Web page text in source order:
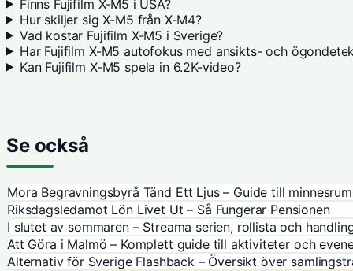
Finns Fujifilm X-M5 i USA?
Hur skiljer sig X-M5 från X-M4?
Vad kostar Fujifilm X-M5 i Sverige?
Har Fujifilm X-M5 autofokus med ansikts- och
Kan Fujifilm X-M5 spela in 6.2K-video?
Se också
Mora Begravningsbyrå Tänd Ett Ljus – Guide till
Riksdagsledamot Lön Livet Ut – Så Fungerar Pensionen
I slutet av sommaren – Streama serien, rollista och
Att Göra i Malmö – Komplett guide till aktiviteter och
Alternativ för Sverige Flashback – Översikt över